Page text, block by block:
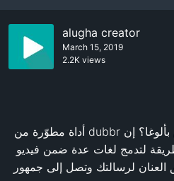
alugha creator
March 15, 2019
2.2K views